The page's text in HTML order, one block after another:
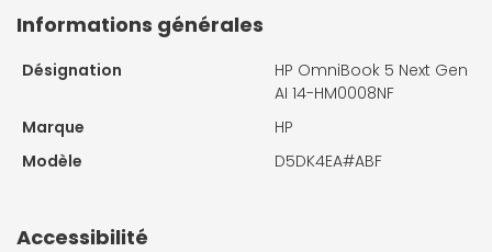
Informations générales
Désignation
HP OmniBook 5 Next Gen
AI 14-HM0008NF
Marque
HP
Modèle
D5DK4EA#ABF
Accessibilité